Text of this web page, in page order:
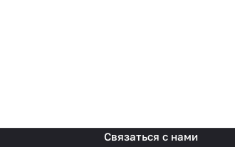
Связаться с нами